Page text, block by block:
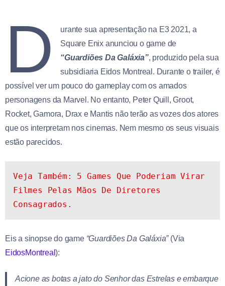
D
urante sua apresentação na E3 2021, a
Square Enix anunciou o game de
“Guardiões Da Galáxia”, produzido pela sua
subsidiaria Eidos Montreal. Durante o trailer, é
possível ver um pouco do gameplay com os amados
personagens da Marvel. No entanto, Peter Quill, Groot,
Rocket, Gamora, Drax e Mantis não terão as vozes dos atores
que os interpretam nos cinemas. Nem mesmo os seus visuais
estão parecidos.
Veja Também: 5 Games Que Poderiam Virar
Filmes Pelas Mãos De Diretores
Consagrados.
Eis a sinopse do game “Guardiões Da Galáxia”(Via
EidosMontreal):
Acione as botas a jato do Senhor das Estrelas e embarque